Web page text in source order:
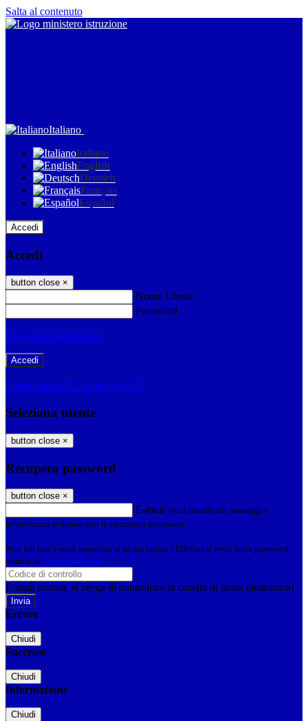
Salta al contenuto
Italiano
Italiano
English
Deutsch
Français
Español
Accedi
Accedi
button close ×
Nome Utente
Password
Password dimenticata?
-
Entra con SPID Entra con CIE
Seleziona utente
button close ×
Recupero password
button close ×
E-mail Verrà inviato un messaggio
all'indirizzo indicato con le istruzioni necessarie.
Non hai una e-mail associata al nome utente? Effettua il reset della password
tramite la Login Spaggiari
E-mail inviata, si prega di controllare la casella di posta elettronica!
Errore
Chiudi
Successo
Chiudi
Informazione
Chiudi